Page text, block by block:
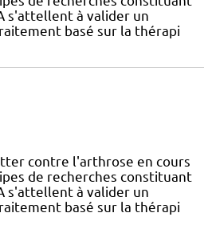
s'attellent à valider un
basé sur la thérapi
contre l'arthrose en cours
de recherches constituant
s'attellent à valider un
basé sur la thérapi